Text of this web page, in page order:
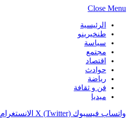
Close Menu
الرئيسية
طنخيرينو
سياسة
مجتمع
اقتصاد
حوادث
رياضة
فن و ثقافة
ميديا
واتساب فيسبوك X (Twitter) الانستغرام